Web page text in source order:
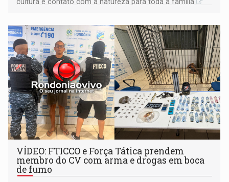
cultura e contato com a natureza para toda a família
VÍDEO: FTICCO e Força Tática prendem
membro do CV com arma e drogas em boca
de fumo